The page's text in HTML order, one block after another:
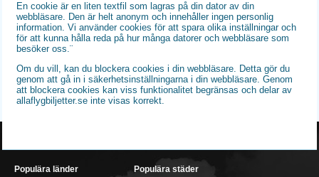
En cookie är en liten textfil som lagras på din dator av din
webbläsare. Den är helt anonym och innehåller ingen personlig
information. Vi använder cookies för att spara olika inställningar och
för att kunna hålla reda på hur många datorer och webbläsare som
besöker oss.¨
Om du vill, kan du blockera cookies i din webbläsare. Detta gör du
genom att gå in i säkerhetsinställningarna i din webbläsare. Genom
att blockera cookies kan viss funktionalitet begränsas och delar av
allaflygbiljetter.se inte visas korrekt.
Populära länder
Populära städer